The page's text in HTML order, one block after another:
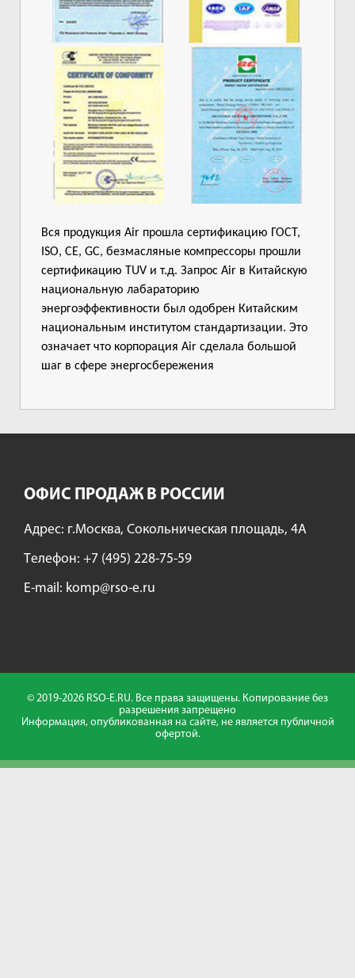
Вся продукция Air прошла сертификацию ГОСТ,
ISO, CE, GC, безмасляные компрессоры прошли
сертификацию TUV и т.д. Запрос Air в Китайскую
национальную лабараторию
энергоэффективности был одобрен Китайским
национальным институтом стандартизации. Это
означает что корпорация Air сделала большой
шаг в сфере энергосбережения
ОФИС ПРОДАЖ В РОССИИ
Адрес: г.Москва, Сокольническая площадь, 4А
Tелефон: +7 (495) 228-75-59
E-mail: komp@rso-e.ru
© 2019-2026 RSO-E.RU. Все права защищены. Копирование без
разрешения запрещено
Информация, опубликованная на сайте, не является публичной
офертой.